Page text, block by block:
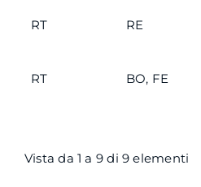
RT RE
RT BO, FE
Vista da 1 a 9 di 9 elementi